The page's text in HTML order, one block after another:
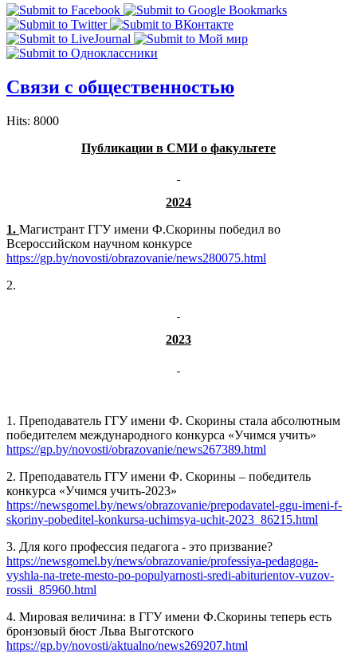
Связи с общественностью
Hits: 8000
Публикации в СМИ о факультете
2024
1. Магистрант ГГУ имени Ф.Скорины победил во
Всероссийском научном конкурсе
https://gp.by/novosti/obrazovanie/news280075.html
2.
2023
1. Преподаватель ГГУ имени Ф. Скорины стала абсолютным
победителем международного конкурса «Учимся учить»
https://gp.by/novosti/obrazovanie/news267389.html
2. Преподаватель ГГУ имени Ф. Скорины – победитель
конкурса «Учимся учить-2023»
https://newsgomel.by/news/obrazovanie/prepodavatel-ggu-imeni-f-
skoriny-pobeditel-konkursa-uchimsya-uchit-2023_86215.html
3. Для кого профессия педагога - это призвание?
https://newsgomel.by/news/obrazovanie/professiya-pedagoga-
vyshla-na-trete-mesto-po-populyarnosti-sredi-abiturientov-vuzov-
rossii_85960.html
4. Мировая величина: в ГГУ имени Ф.Скорины теперь есть
бронзовый бюст Льва Выготского
https://gp.by/novosti/aktualno/news269207.html